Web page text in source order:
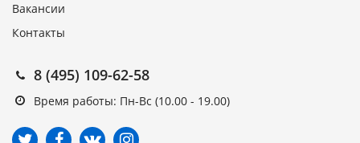
Вакансии
Контакты
8 (495) 109-62-58
Время работы: Пн-Вс (10.00 - 19.00)